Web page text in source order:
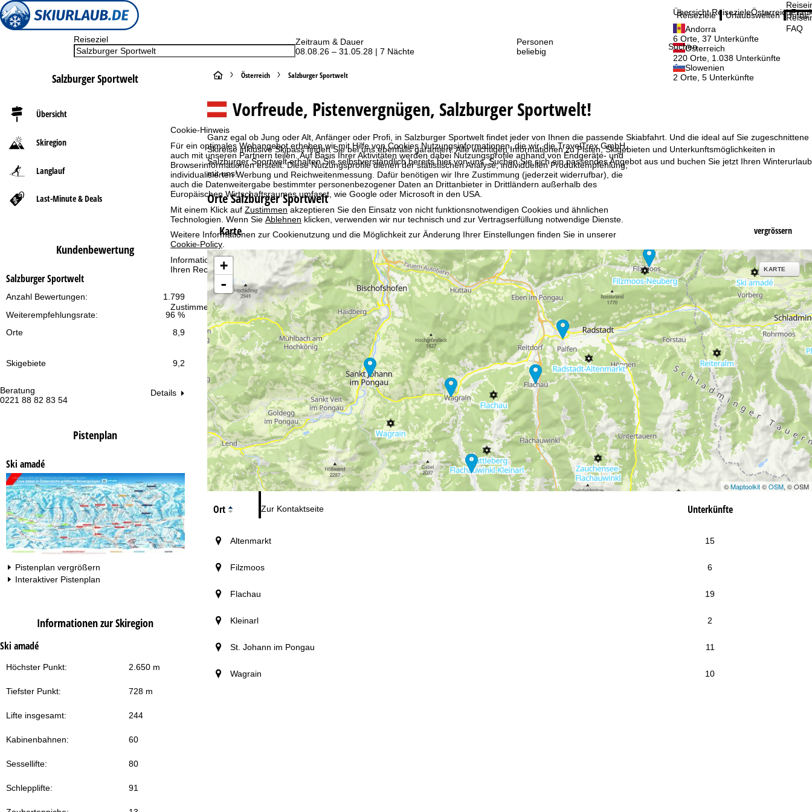
Cookie-Hinweis
Für ein optimales Webangebot erheben wir mit Hilfe von Cookies Nutzungsinformationen, die wir, die TravelTrex GmbH,
auch mit unseren Partnern teilen. Auf Basis Ihrer Aktivitäten werden dabei Nutzungsprofile anhand von Endgeräte- und
Browserinformationen erstellt. Diese Nutzungsprofile dienen der statistischen Analyse, individuellen Produktempfehlung,
individualisierten Werbung und Reichweitenmessung. Dafür benötigen wir Ihre Zustimmung (jederzeit widerrufbar), die
auch die Datenweitergabe bestimmter personenbezogener Daten an Drittanbieter in Drittländern außerhalb des
Europäischen Wirtschaftsraumes umfasst, wie Google oder Microsoft in den USA.
Mit einem Klick auf Zustimmen akzeptieren Sie den Einsatz von nicht funktionsnotwendigen Cookies und ähnlichen
Technologien. Wenn Sie Ablehnen klicken, verwenden wir nur technisch und zur Vertragserfüllung notwendige Dienste.
Weitere Informationen zur Cookienutzung und die Möglichkeit zur Änderung Ihrer Einstellungen finden Sie in unserer
Cookie-Policy
Informationen zum Verantwortlichen finden Sie in unseremImpressum. Informationen zu den Verarbeitungszwecken und
Ihren Rechten finden Sie in unsererDatenschutzerklärung.
Zustimmen
Beratung
0221 88 82 83 54
Öffnungszeiten
Mo-Do:
09:00-17:00 Uhr
Fr:
09:00-15:00 Uhr
Sa-So:
geschlossen
Zur Kontaktseite
Beratung
Reiseziele
Übersicht ReisezieleÖsterreich
Andorra
6 Orte, 37 Unterkünfte
Österreich
220 Orte, 1.038 Unterkünfte
Slowenien
2 Orte, 5 Unterkünfte
Urlaubswelten Infos
FAQ
Reiseziel
Zeitraum & Dauer
08.08.26 – 31.05.28 | 7 Nächte
Personen
beliebig
Suchen
Salzburger Sportwelt
Übersicht
Skiregion
Langlauf
Last-Minute & Deals
Kundenbewertung
Salzburger Sportwelt
1.799
Anzahl Bewertungen:
96 %
Weiterempfehlungsrate:
Orte
8,9
Skigebiete 9,2
Details
Pistenplan
Ski amadé
Pistenplan vergrößern
Interaktiver Pistenplan
Informationen zur Skiregion
Ski amadé
Höchster Punkt: 2.650 m
Tiefster Punkt: 728 m
Lifte insgesamt: 244
Kabinenbahnen: 60
Sessellifte: 80
Schlepplifte: 91
S
t
r
t
s
e
i
t
e
Österreich Salzburger Sportwelt
Vorfreude, Pistenvergnügen, Salzburger Sportwelt!
Ganz egal ob Jung oder Alt, Anfänger oder Profi, in Salzburger Sportwelt findet jeder von Ihnen die passende Skiabfahrt. Und die ideal auf Sie zugeschnittene
Skireise inklusive Skipass finden Sie bei uns ebenfalls garantiert. Alle wichtigen Informationen zu Pisten, Skigebieten und Unterkunftsmöglichkeiten in
Salzburger Sportwelt erhalten Sie selbstverständlich bereits hier von uns. Suchen Sie sich ein passendes Angebot aus und buchen Sie jetzt Ihren Winterurlaub
mit uns!
Orte Salzburger Sportwelt
Karte vergrössern
+
-
KARTE
©Maptoolkit©OSM, © OSM
Ort Unterkünfte
Altenmarkt 15
Filzmoos 6
Flachau 19
Kleinarl 2
St. Johann im Pongau 11
Wagrain 10